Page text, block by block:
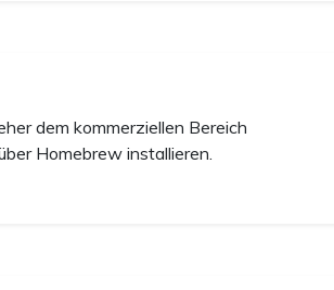
dem kommerziellen Bereich
Homebrew installieren.